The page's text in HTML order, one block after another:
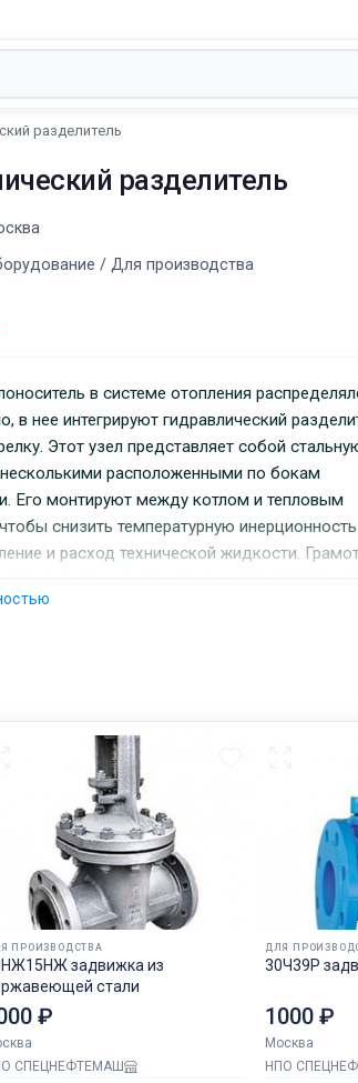
разделитель
разделитель
/ Для производства
в нее интегрируют гидравлический
Этот узел представляет собой
расположенными по бокам
Его монтируют между котлом и тепловым
снизить температурную инерционность
и расход технической жидкости.
согласовать одновременную работу
арматура, емкостные приборы разного
резервуарная техника
ПРОИЗВОДСТВА
задвижка из
стали
₽
СПЕЦНЕФТЕМАШ
ДЛЯ
30Ч39Р
1000 ₽
Москва
НПО